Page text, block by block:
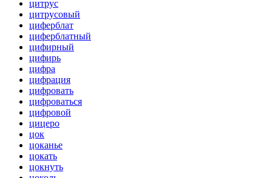
цитрус
цитрусовый
циферблат
циферблатный
цифирный
цифирь
цифра
цифрация
цифровать
цифроваться
цифровой
цицеро
цок
цоканье
цокать
цокнуть